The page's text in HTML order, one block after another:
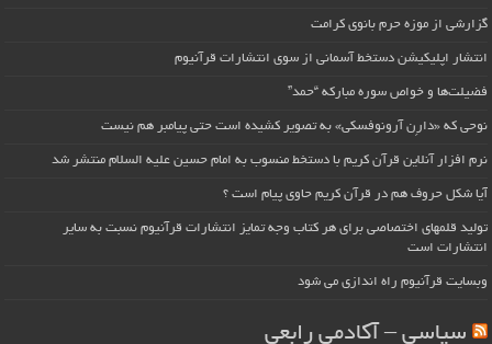
گزارشی از موزه حرم بانوی کرامت
انتشار اپلیکیشن دستخط آسمانی از سوی انتشارات قرآنیوم
فضیلت‌ها و خواص سوره مبارکه “حمد”
نوحی که «دارِن آرونوفسکی» به تصویر کشیده است حتی پیامبر هم نیست
نرم افزار آنلاین قرآن کریم با دستخط منسوب به امام حسین علیه السلام منتشر شد
آیا شکل حروف هم در قرآن کریم حاوی پیام است ؟
تولید قلمهای اختصاصی برای هر کتاب وجه تمایز انتشارات قرآنیوم نسبت به سایر
انتشارات است
وبسایت قرآنیوم راه اندازی می شود
سیاسی – آکادمی رابعی